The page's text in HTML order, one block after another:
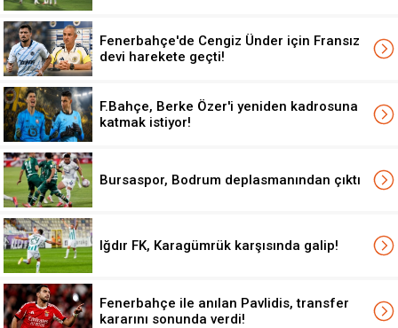
Fenerbahçe'de Cengiz Ünder için Fransız
devi harekete geçti!
F.Bahçe, Berke Özer'i yeniden kadrosuna
katmak istiyor!
Bursaspor, Bodrum deplasmanından çıktı
Iğdır FK, Karagümrük karşısında galip!
Fenerbahçe ile anılan Pavlidis, transfer
kararını sonunda verdi!